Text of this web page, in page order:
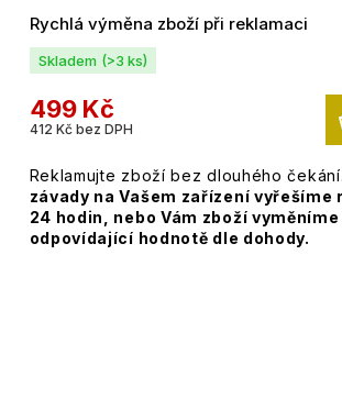
Rychlá výměna zboží při reklamaci
Skladem (>3 ks)
412 Kč bez DPH
499 Kč
Reklamujte zboží bez dlouhého
závady na Vašem zařízení vyřešíme
24 hodin, nebo Vám zboží
odpovídající hodnotě dle dohody.